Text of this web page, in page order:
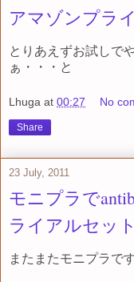
アマゾンプラ
とりあえずお試しで
ぁ・・・と
Lhuga at 00:27 No
Share
23 July, 2011
モニプラで
ライアルセッ
またまたモニプラで